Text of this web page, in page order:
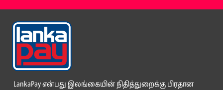
LankaPay என்பது இலங்கையின் நிதித்துறைக்கு பிரதான